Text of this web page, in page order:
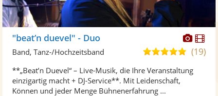
Fotos
"beat’n duevel" - Duo
5,0
5
(19)
Band, Tanz-/Hochzeitsband
**„Beat’n Duevel“ – Live-Musik, die Ihre Veranstaltung
einzigartig macht + DJ-Service**. Mit Leidenschaft,
Können und jeder Menge Bühnenerfahrung ...